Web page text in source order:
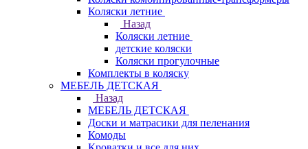
Коляски летние
Назад
Коляски летние
детские коляски
Коляски прогулочные
Комплекты в коляску
МЕБЕЛЬ ДЕТСКАЯ
Назад
МЕБЕЛЬ ДЕТСКАЯ
Доски и матрасики для пеленания
Комоды